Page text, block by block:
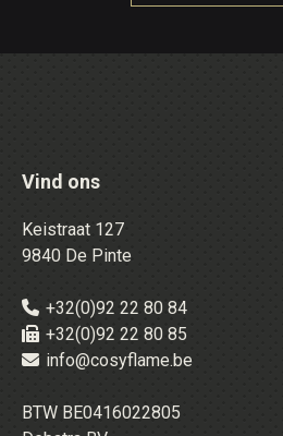
Vind ons
Keistraat 127
9840 De Pinte
+32(0)92 22 80 84
+32(0)92 22 80 85
info@cosyflame.be
BTW BE0416022805